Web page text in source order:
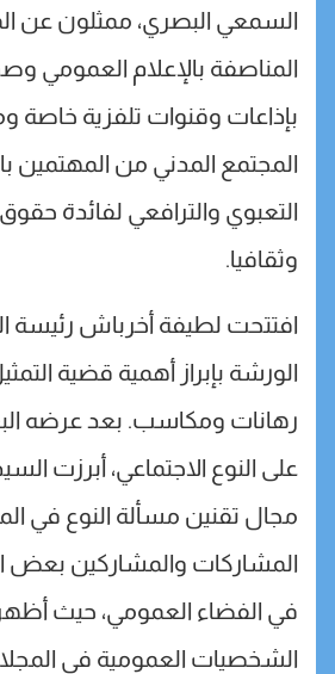
السمعي البصري، ممثلون
المناصفة بالإعلام العمومي
بإذاعات وقنوات تلفزية
المجتمع المدني من المهتمين
التعبوي والترافعي لفائدة
وثقافيا.
افتتحت لطيفة أخرباش رئيسة
الورشة بإبراز أهمية قضية
رهانات ومكاسب. بعد عرضه
على النوع الاجتماعي، أبرزت
مجال تقنين مسألة النوع في
المشاركات والمشاركين بعض
في الفضاء العمومي، حيث
الشخصيات العمومية في